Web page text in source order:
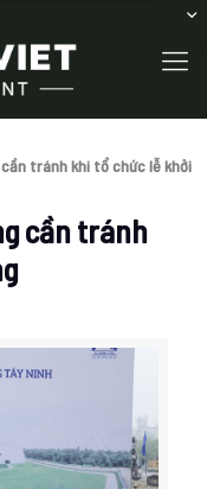
tránh khi tổ chức lễ khởi
cần tránh